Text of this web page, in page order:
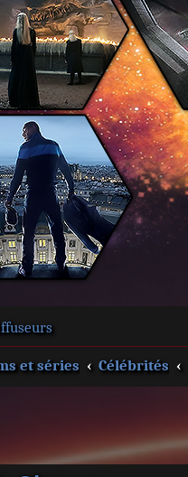
et séries Célébrités